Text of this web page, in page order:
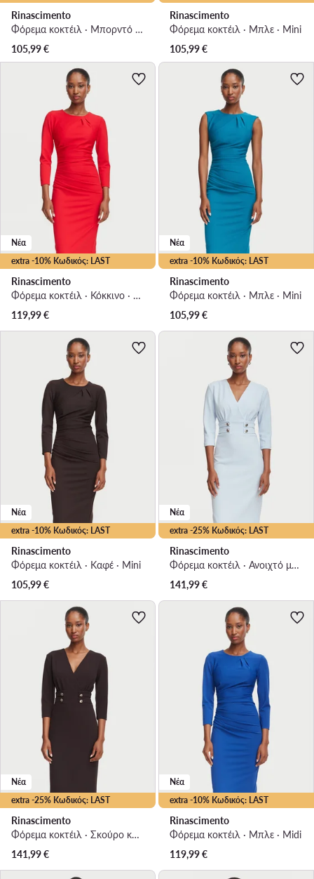
Rinascimento
Φόρεμα κοκτέιλ · Μπορντό · Mini
105,99€
Rinascimento
Φόρεμα κοκτέιλ · Μπλε · Mini
105,99€
extra -10% Κωδικός: LAST
Νέα
Rinascimento
Φόρεμα κοκτέιλ · Κόκκινο · Midi
119,99€
extra -10% Κωδικός: LAST
Νέα
Rinascimento
Φόρεμα κοκτέιλ · Μπλε · Mini
105,99€
extra -10% Κωδικός: LAST
Νέα
Rinascimento
Φόρεμα κοκτέιλ · Καφέ · Mini
105,99€
extra -25% Κωδικός: LAST
Νέα
Rinascimento
Φόρεμα κοκτέιλ · Ανοιχτό μπλε · Midi
141,99€
extra -25% Κωδικός: LAST
Νέα
Rinascimento
Φόρεμα κοκτέιλ · Σκούρο καφέ · Midi
141,99€
extra -10% Κωδικός: LAST
Νέα
Rinascimento
Φόρεμα κοκτέιλ · Μπλε · Midi
119,99€